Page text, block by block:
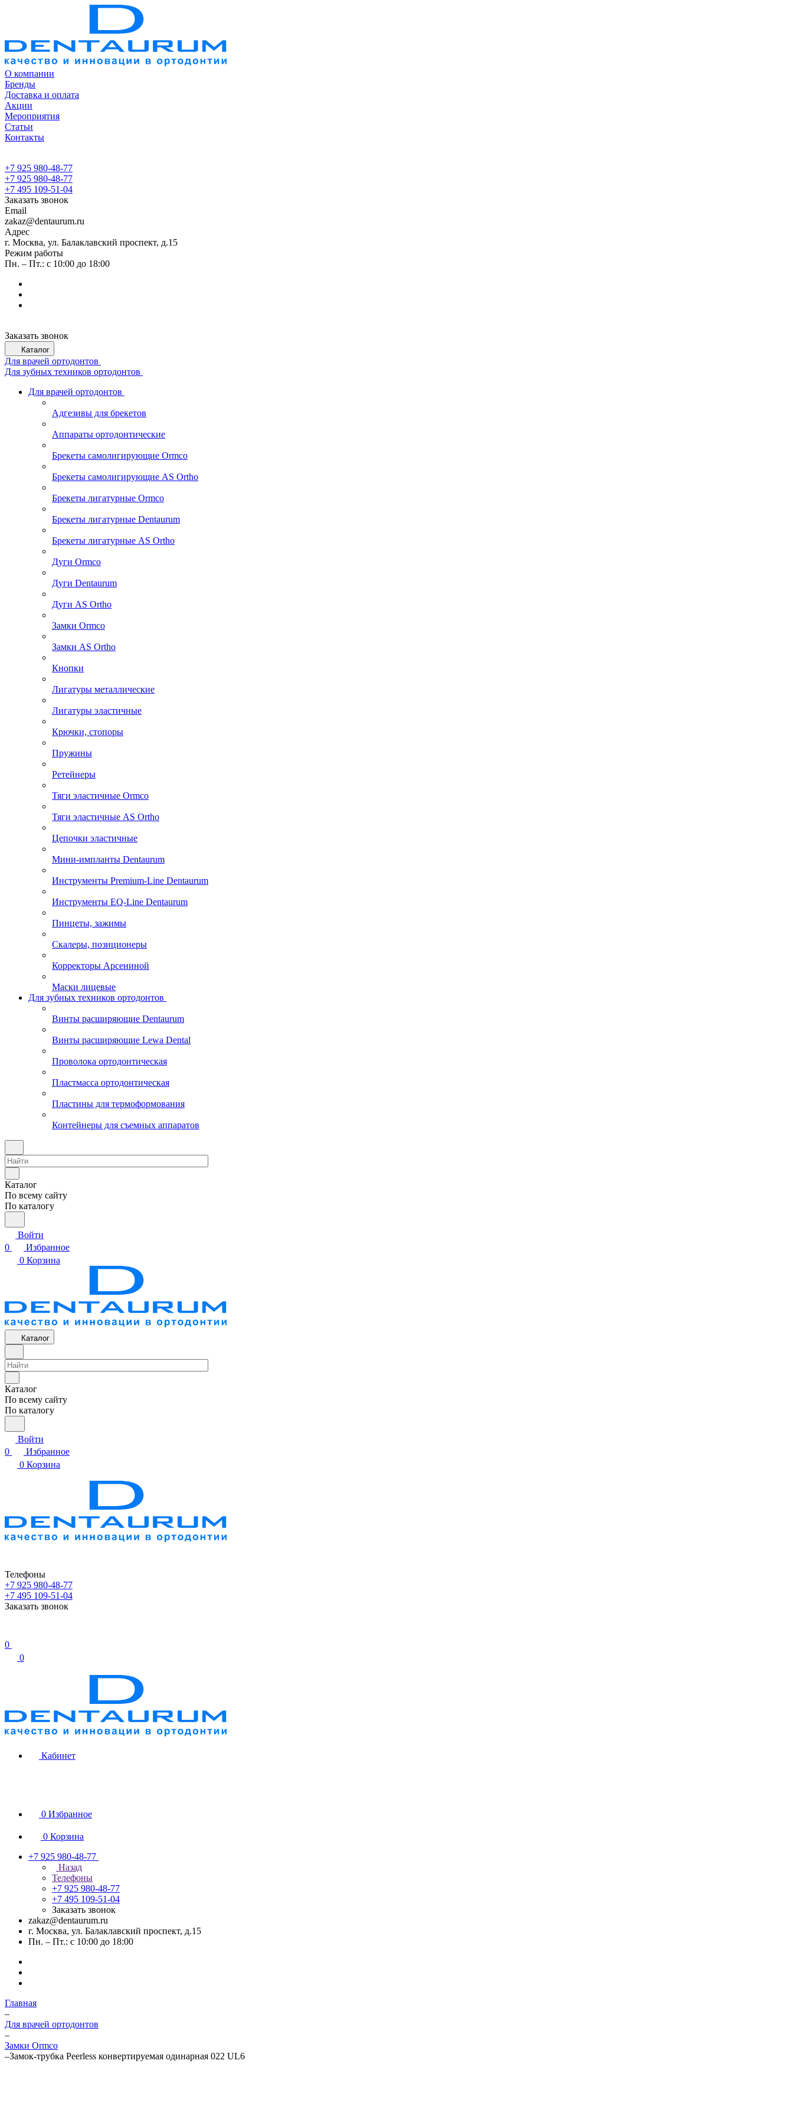
О компании
Бренды
Доставка и оплата
Акции
Мероприятия
Статьи
Контакты
+7 925 980-48-77
+7 925 980-48-77
+7 495 109-51-04
Заказать звонок
Email
zakaz@dentaurum.ru
Адрес
г. Москва, ул. Балаклавский проспект, д.15
Режим работы
Пн. – Пт.: с 10:00 до 18:00
Заказать звонок
Каталог
Для врачей ортодонтов
Для зубных техников ортодонтов
Для врачей ортодонтов
Адгезивы для брекетов
Аппараты ортодонтические
Брекеты самолигирующие Ormco
Брекеты самолигирующие AS Ortho
Брекеты лигатурные Ormco
Брекеты лигатурные Dentaurum
Брекеты лигатурные AS Ortho
Дуги Ormco
Дуги Dentaurum
Дуги AS Ortho
Замки Ormco
Замки AS Ortho
Кнопки
Лигатуры металлические
Лигатуры эластичные
Крючки, стопоры
Пружины
Ретейнеры
Тяги эластичные Ormco
Тяги эластичные AS Ortho
Цепочки эластичные
Мини-импланты Dentaurum
Инструменты Premium-Line Dentaurum
Инструменты EQ-Line Dentaurum
Пинцеты, зажимы
Скалеры, позиционеры
Корректоры Арсениной
Маски лицевые
Для зубных техников ортодонтов
Винты расширяющие Dentaurum
Винты расширяющие Lewa Dental
Проволока ортодонтическая
Пластмасса ортодонтическая
Пластины для термоформования
Контейнеры для съемных аппаратов
Каталог
По всему сайту
По каталогу
Войти
0
Избранное
0 Корзина
Каталог
Каталог
По всему сайту
По каталогу
Войти
0
Избранное
0 Корзина
Телефоны
+7 925 980-48-77
+7 495 109-51-04
Заказать звонок
0
0
Кабинет
0 Избранное
0 Корзина
+7 925 980-48-77
Назад
Телефоны
+7 925 980-48-77
+7 495 109-51-04
Заказать звонок
zakaz@dentaurum.ru
г. Москва, ул. Балаклавский проспект, д.15
Пн. – Пт.: с 10:00 до 18:00
Главная
–
Для врачей ортодонтов
–
Замки Ormco
–Замок-трубка Peerless конвертируемая одинарная 022 UL6